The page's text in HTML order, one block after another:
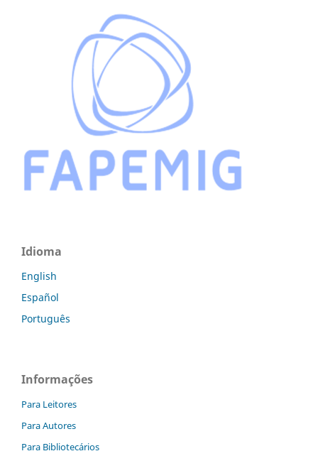
Idioma
English
Español
Português
Informações
Para Leitores
Para Autores
Para Bibliotecários